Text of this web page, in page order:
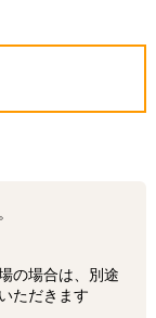
の場合は、別途
ただきます